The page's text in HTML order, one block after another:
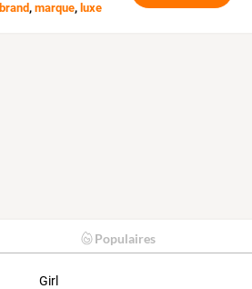
brand,marque, luxe
Populaires
Girl